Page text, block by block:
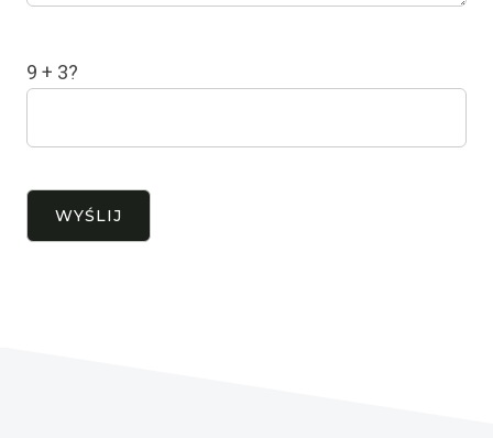
9 + 3?